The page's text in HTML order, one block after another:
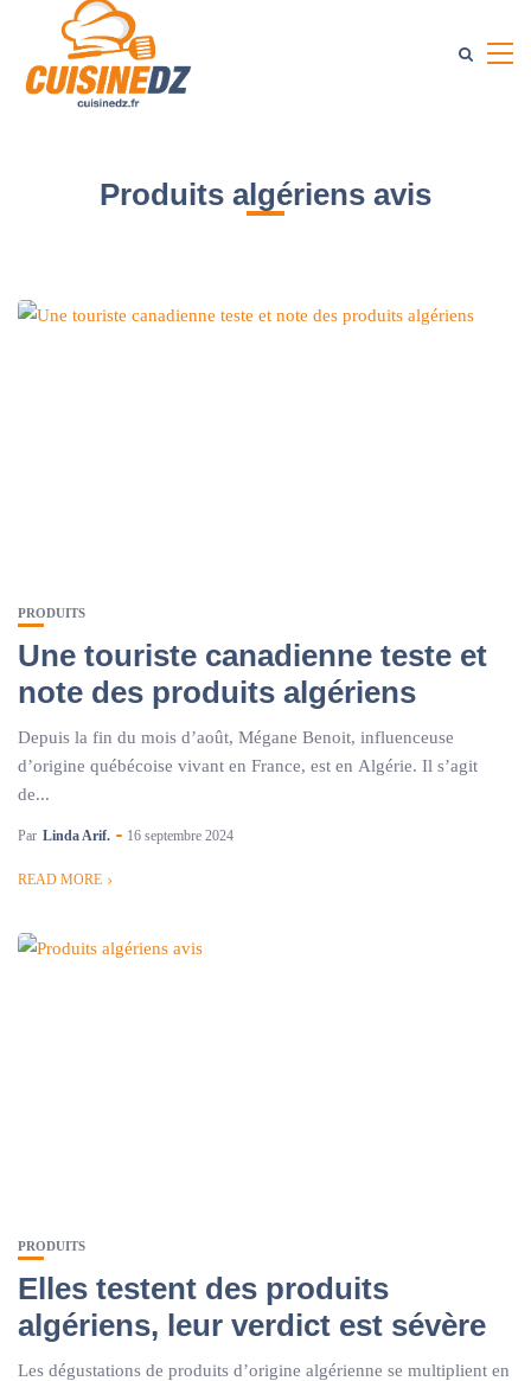
Produits algériens avis
PRODUITS
Une touriste canadienne teste et
note des produits algériens
Depuis la fin du mois d’août, Mégane Benoit, influenceuse
d’origine québécoise vivant en France, est en Algérie. Il s’agit
de...
Par Linda Arif. 16 septembre 2024
READ MORE
PRODUITS
Elles testent des produits
algériens, leur verdict est sévère
Les dégustations de produits d’origine algérienne se multiplient en